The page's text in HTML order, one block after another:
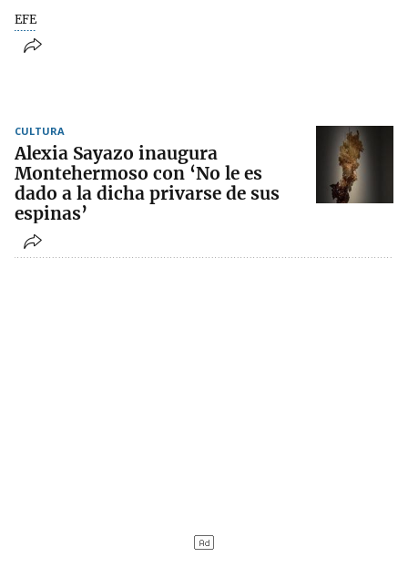
EFE
CULTURA
Alexia Sayazo inaugura
Montehermoso con ‘No le es
dado a la dicha privarse de sus
espinas’